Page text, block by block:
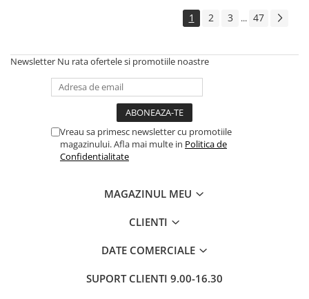
1 2 3 ... 47
Newsletter Nu rata ofertele si promotiile noastre
Vreau sa primesc newsletter cu promotiile
magazinului. Afla mai multe in Politica de
Confidentialitate
MAGAZINUL MEU
CLIENTI
DATE COMERCIALE
SUPORT CLIENTI 9.00-16.30